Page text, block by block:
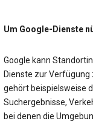
Um Google-Dienste
Google kann
Dienste zur Verfügung
gehört beispielsweise
Suchergebnisse,
bei denen die